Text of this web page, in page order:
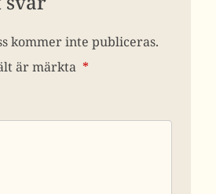
kommer inte publiceras.
är märkta *